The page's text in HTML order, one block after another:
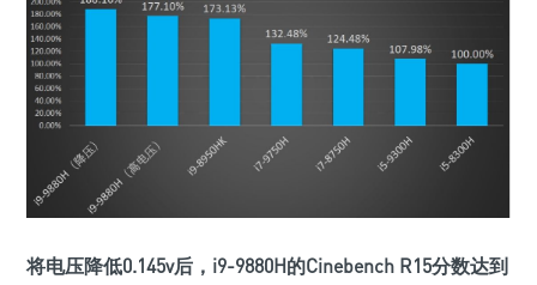
将电压降低0.145v后，i9-9880H的Cinebench R15分数达到